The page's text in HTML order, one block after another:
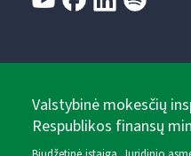
Valstybinė mokesčių
Respublikos finansų